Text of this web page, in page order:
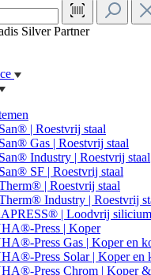
| Roestvrij staal
Gas | Roestvrij staal
Industry | Roestvrij staal
SF | Roestvrij staal
| Roestvrij staal
Industry | Roestvrij
| Loodvrij
Press | Koper
Press Gas | Koper en
Press Solar | Koper en
Press Chrom | Koper